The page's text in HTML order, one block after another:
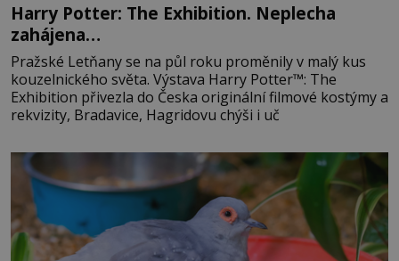
Harry Potter: The Exhibition. Neplecha
zahájena…
Pražské Letňany se na půl roku proměnily v malý kus
kouzelnického světa. Výstava Harry Potter™: The
Exhibition přivezla do Česka originální filmové kostýmy a
rekvizity, Bradavice, Hagridovu chýši i uč